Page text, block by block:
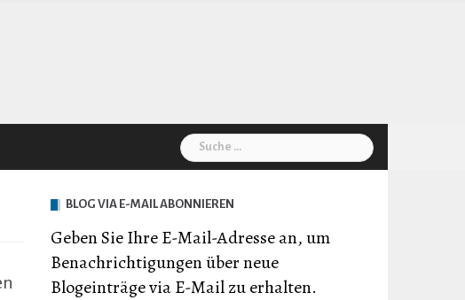
Suche
nach:
BLOG VIA E-MAIL ABONNIEREN
Geben Sie Ihre E-Mail-Adresse an, um
Benachrichtigungen über neue
Blogeinträge via E-Mail zu erhalten.